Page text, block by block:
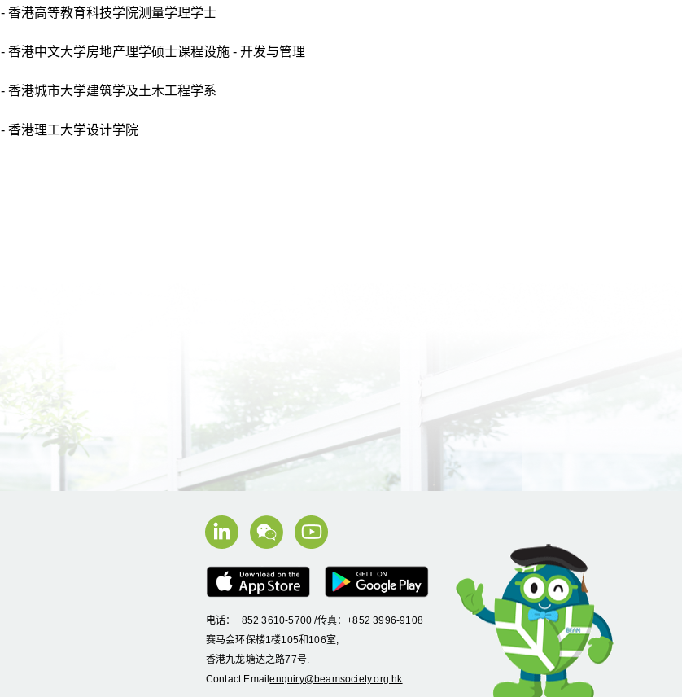
- 香港高等教育科技学院测量学理学士
- 香港中文大学房地产理学硕士课程设施 - 开发与管理
- 香港城市大学建筑学及土木工程学系
- 香港理工大学设计学院
电话：+852 3610-5700 /传真：+852 3996-9108
赛马会环保楼1楼105和106室,
香港九龙塘达之路77号.
Contact Emailenquiry@beamsociety.org.hk